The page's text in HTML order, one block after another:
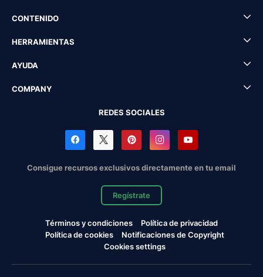
CONTENIDO
HERRAMIENTAS
AYUDA
COMPANY
REDES SOCIALES
Consigue recursos exclusivos directamente en tu email
Regístrate
Términos y condiciones
Política de privacidad
Política de cookies
Notificaciones de Copyright
Cookies settings